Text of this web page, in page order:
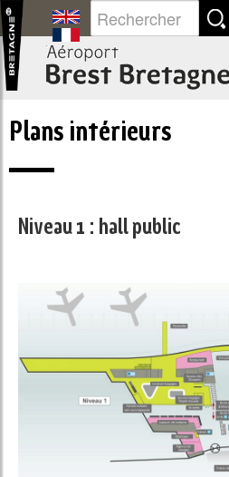
Saut au contenu
Plans intérieurs
Niveau 1 : hall public